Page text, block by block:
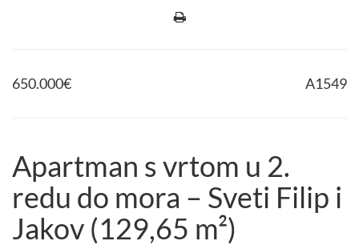
650.000€ A1549
Apartman s vrtom u 2.
redu do mora – Sveti Filip i
Jakov (129,65 m²)